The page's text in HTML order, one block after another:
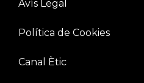
Avís Legal
Política de Cookies
Canal Ètic